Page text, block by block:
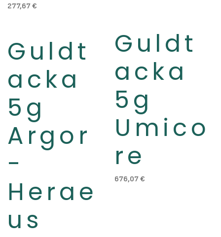
277,67€
Slut i lager
Guldt
acka
5g
Argor
-
Herae
us
Slut i lager
Guldt
acka
5g
Umico
re
676,07€